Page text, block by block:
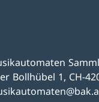
Bollhübel 1, CH-